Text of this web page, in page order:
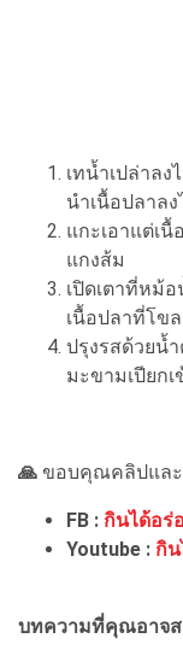
เทน้ำเปล่าล
นำเนื้อปลาล
แกะเอาแต่เ
แกงส้ม
เปิดเตาที่หม้
เนื้อปลาที่โข
ปรุงรสด้วยน้
มะขามเปียก
🙏 ขอบคุณคลิปแล
FB : กินได้อร่
Youtube : กิ
บทความที่คุณอาจส